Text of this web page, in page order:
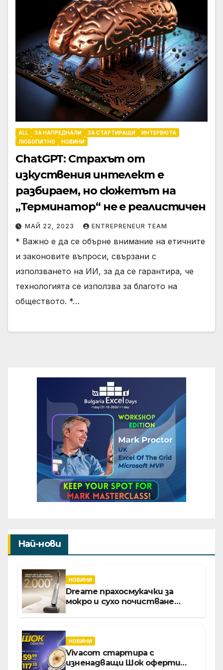
ALL ЗА НАПРЕДНАЛИ ЗА СТАРТИРАЩИ
ИНТЕРВЮТА
ЛЮБОПИТНО
НОВИНИ
ChatGPT: Страхът от
изкуствения интелект е
разбираем, но сюжетът на
„Терминатор“ не е реалистичен
МАЙ 22, 2023 ENTREPRENEUR TEAM
* Важно е да се обърне внимание на етичните
и законовите въпроси, свързани с
използването на ИИ, за да се гарантира, че
технологията се използва за благото на
обществото. *…
Най-нови
НОВИНИ
Dreame прахосмукачки за
мокро и сухо почистване
НОВИНИ
Vivacom стартира с
изненадващи Шок оферти